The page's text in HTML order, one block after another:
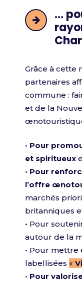
…
Grâce à cette
partenaires
commune :
et de la
• Pour
et spiritueux
• Pour
l’offre
marchés
britanniques
• Pour
autour de la
• Pour mettre
labellisées «
• Pour